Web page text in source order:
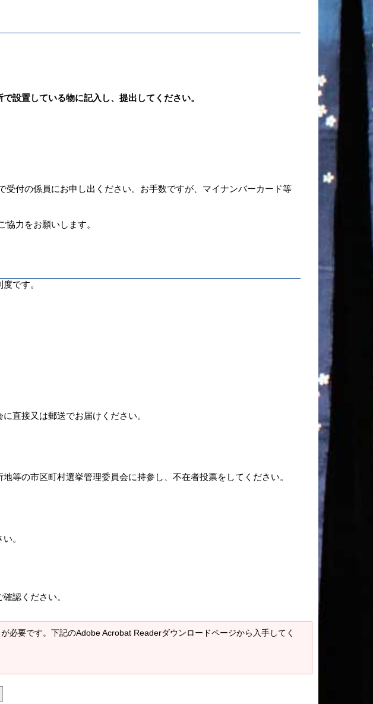
置している物に記入し、提出してください。
付の係員にお申し出ください。 お手数ですが、マイナンバーカード等
力をお願いします。
です。
直接又は郵送でお届けください。
等の市区町村選挙管理委員会に持参し、不在者投票をしてください。
。
確認ください。
必要です。下記のAdobe Acrobat Readerダウンロードページから入手してく